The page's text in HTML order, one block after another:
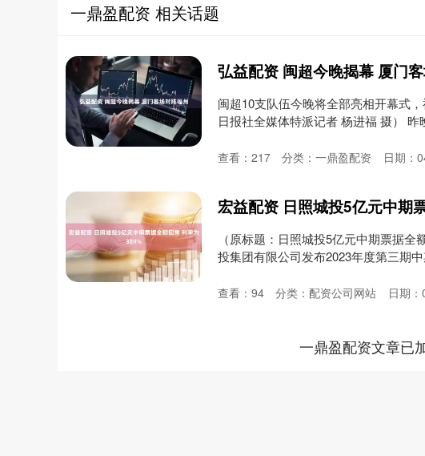
一鼎盈配资 相关话题
弘益配资 闽超今晚揭幕 厦门
闽超10支队伍今晚将全部亮相开幕式
日报社全媒体特派记者 杨进福 摄）
日期：
查看： 217 分类： 一鼎盈配资
宏益配资 日照城投5亿元中期
（原标题：日照城投5亿元中期票据
投集团有限公司发布2023年度第三期
日期
查看： 94 分类： 配资公司网站
一鼎盈配资文章已